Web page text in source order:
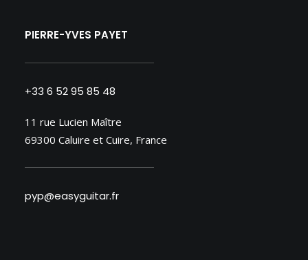
PIERRE-YVES PAYET
+33 6 52 95 85 48
11 rue Lucien Maître
69300 Caluire et Cuire, France
pyp@easyguitar.fr